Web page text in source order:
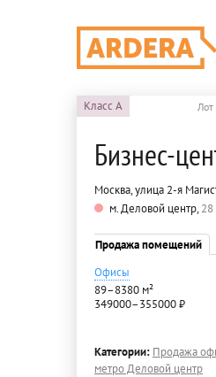
Класс A
Бизнес-
Москва, улица 2-я
м. Деловой центр,
Продажа помещений
Офисы
89–8380 м²
349000–355000 ₽
Категории: Продажа
метро Деловой центр